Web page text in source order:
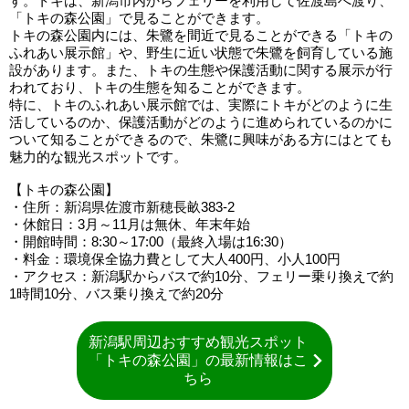
「トキの森公園」で見ることができます。
トキの森公園内には、朱鷺を間近で見ることができる「トキの
ふれあい展示館」や、野生に近い状態で朱鷺を飼育している施
設があります。また、トキの生態や保護活動に関する展示が行
われており、トキの生態を知ることができます。
特に、トキのふれあい展示館では、実際にトキがどのように生
活しているのか、保護活動がどのように進められているのかに
ついて知ることができるので、朱鷺に興味がある方にはとても
魅力的な観光スポットです。
【トキの森公園】
・住所：新潟県佐渡市新穂長畝383-2
・休館日：3月～11月は無休、年末年始
・開館時間：8:30～17:00（最終入場は16:30）
・料金：環境保全協力費として大人400円、小人100円
・アクセス：新潟駅からバスで約10分、フェリー乗り換えで約
1時間10分、バス乗り換えで約20分
新潟駅周辺おすすめ観光スポット
「トキの森公園」の最新情報はこ
ちら